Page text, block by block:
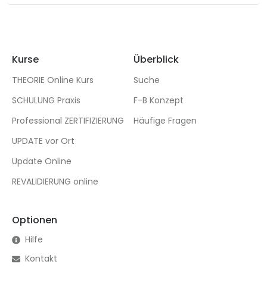
Kurse
THEORIE Online Kurs
SCHULUNG Praxis
Professional ZERTIFIZIERUNG
UPDATE vor Ort
Update Online
REVALIDIERUNG online
Überblick
Suche
F-B Konzept
Häufige Fragen
Optionen
Hilfe
Kontakt